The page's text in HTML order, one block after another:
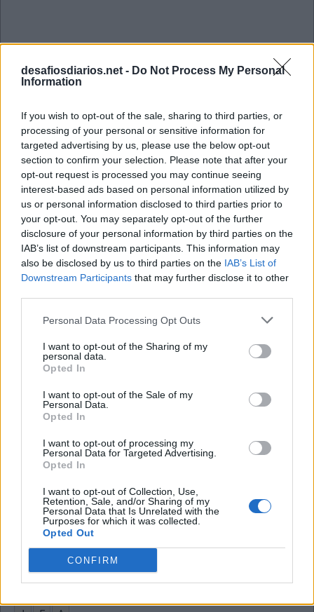
desafiosdiarios.net - Do Not Process My Personal
Information
If you wish to opt-out of the sale, sharing to third parties, or
processing of your personal or sensitive information for
targeted advertising by us, please use the below opt-out
section to confirm your selection. Please note that after your
opt-out request is processed you may continue seeing
interest-based ads based on personal information utilized by
us or personal information disclosed to third parties prior to
your opt-out. You may separately opt-out of the further
disclosure of your personal information by third parties on the
IAB’s list of downstream participants. This information may
also be disclosed by us to third parties on the IAB’s List of
Downstream Participants that may further disclose it to other
Personal Data Processing Opt Outs
I want to opt-out of the Sharing of my
personal data.
Opted In
I want to opt-out of the Sale of my
Personal Data.
Opted In
I want to opt-out of processing my
Personal Data for Targeted Advertising.
Opted In
I want to opt-out of Collection, Use,
Retention, Sale, and/or Sharing of my
Personal Data that Is Unrelated with the
Purposes for which it was collected.
Opted Out
CONFIRM
Mini Maio 28 2023 Cruzadinha
I F
A
A
R O
Círculo, anel, argola:
Oitava letra do alfabeto
G
Á
Revolve e prepara a terra para o cultivo
R
A
O cigano de Ricardo Macchi em Explode Coração
R
Ingrediente farmacêutico ativo: